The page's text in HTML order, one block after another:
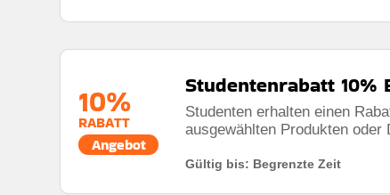
10%
RABATT
Angebot
Studentenrabatt 10%
Studenten erhalten einen
ausgewählten Produkten oder
Gültig bis: Begrenzte Zeit